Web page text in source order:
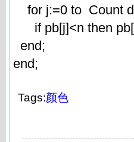
for j:=0 to Count
if pb[j]<n then
end;
end;
Tags:颜色